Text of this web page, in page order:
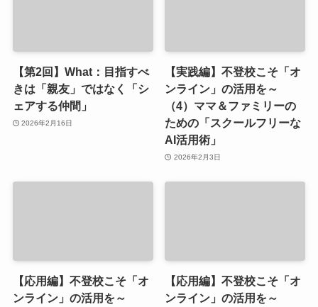
【第2回】What：目指すべ
きは「親友」ではなく「シ
ェアする仲間」
2026年2月16日
【実践編】不登校こそ「オ
ンライン」の活用を～
（4）ママ＆ファミリーの
ための「スクールフリーな
AI活用術」
2026年2月3日
【応用編】不登校こそ「オ
ンライン」の活用を～
【応用編】不登校こそ「オ
ンライン」の活用を～